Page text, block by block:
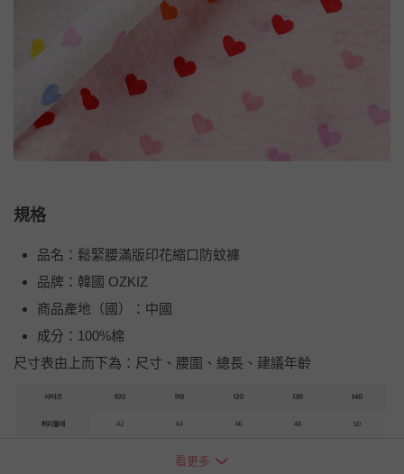
規格
品名：鬆緊腰滿版印花縮口防蚊褲
品牌：韓國 OZKIZ
商品產地（國）：中國
成分：100%棉
尺寸表由上而下為：尺寸、腰圍、總長、建議年齡
看更多